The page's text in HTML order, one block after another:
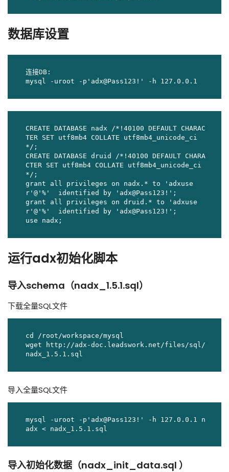
数据库设置
连接DB:
mysql -uroot -p'adx@Pass123!' -h 127.0.0.1
CREATE DATABASE nadx /*!40100 DEFAULT CHARAC
TER SET utf8mb4 COLLATE utf8mb4_unicode_ci
*/;
CREATE DATABASE druid /*!40100 DEFAULT CHARA
CTER SET utf8mb4 COLLATE utf8mb4_unicode_ci
*/;
grant all privileges on nadx.* to 'adxuse
r'@'%'  identified by 'adx@Pass123!';
grant all privileges on druid.* to 'adxuse
r'@'%'  identified by 'adx@Pass123!';
use nadx;
运行adx初始化脚本
导入schema（nadx_1.5.1.sql）
下载全量SQL文件
cd /root/workspace/mysql
wget http://adx-doc.leadswork.net/files/sql/
nadx_1.5.1.sql
导入全量SQL文件
mysql -uroot -p'adx@Pass123!' -h 127.0.0.1 n
adx < nadx_1.5.1.sql
导入初始化数据（nadx_init_data.sql ）